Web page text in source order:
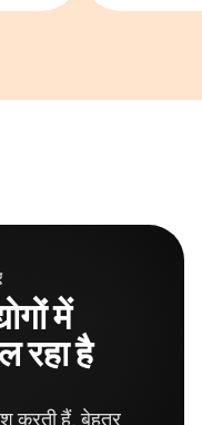
में
रहा है
करती हैं, बेहतर